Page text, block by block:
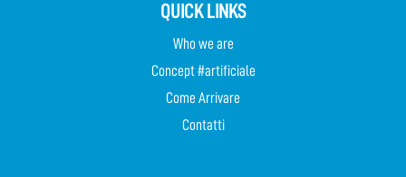
QUICK LINKS
Who we are
Concept #artificiale
Come Arrivare
Contatti